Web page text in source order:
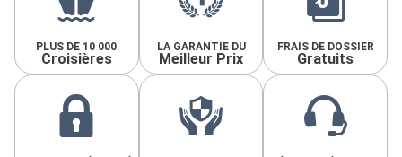
PLUS DE 10 000
Croisières
LA GARANTIE DU
Meilleur Prix
FRAIS DE DOSSIER
Gratuits